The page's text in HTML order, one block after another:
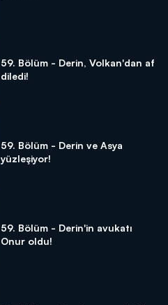
59. Bölüm - Derin, Volkan'dan af
diledi!
59. Bölüm - Derin ve Asya
yüzleşiyor!
59. Bölüm - Derin'in avukatı
Onur oldu!